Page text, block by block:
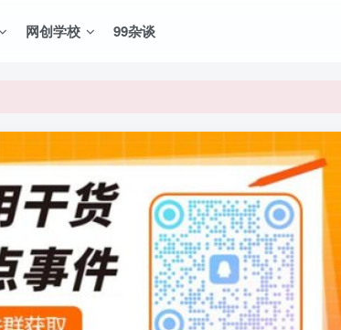
网创学校 99杂谈
程、创业教程、网络营销教程、自媒体短视频教程等，长